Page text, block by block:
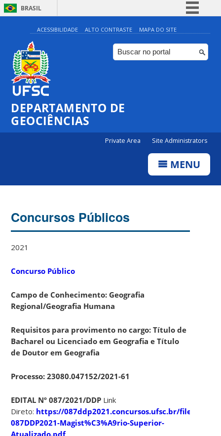
BRASIL
Simplifique!
Comunica BR
Participe
ACESSIBILIDADE ALTO CONTRASTE MAPA DO SITE
DEPARTAMENTO DE
GEOCIÊNCIAS
Private Area Site Administrators
MENU
Concursos Públicos
2021
Concurso Público
Campo de Conhecimento: Geografia
Regional/Geografia Humana
Requisitos para provimento no cargo: Título de
Bacharel ou Licenciado em Geografia e Título
de Doutor em Geografia
Processo: 23080.047152/2021-61
EDITAL Nº 087/2021/DDP Link
Direto: https://087ddp2021.concursos.ufsc.br/files/
087DDP2021-Magist%C3%A9rio-Superior-
Atualizado.pdf